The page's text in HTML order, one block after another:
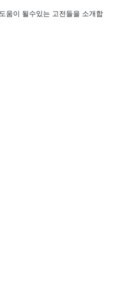
움이 될수있는 고전들을 소개합